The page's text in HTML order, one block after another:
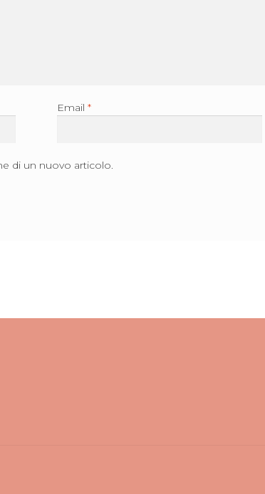
Email *
di un nuovo articolo.